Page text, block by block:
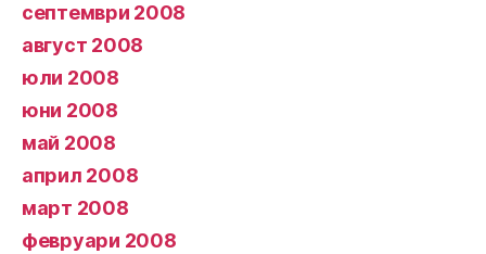
септември 2008
август 2008
юли 2008
юни 2008
май 2008
април 2008
март 2008
февруари 2008